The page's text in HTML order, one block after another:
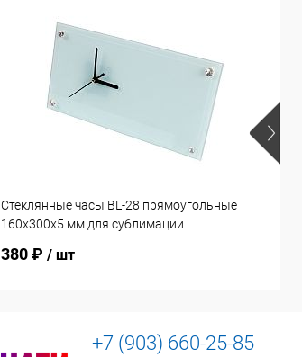
Стеклянные часы BL-28 прямоугольные
160х300х5 мм для сублимации
380 ₽ / шт
+7 (903) 660-25-85